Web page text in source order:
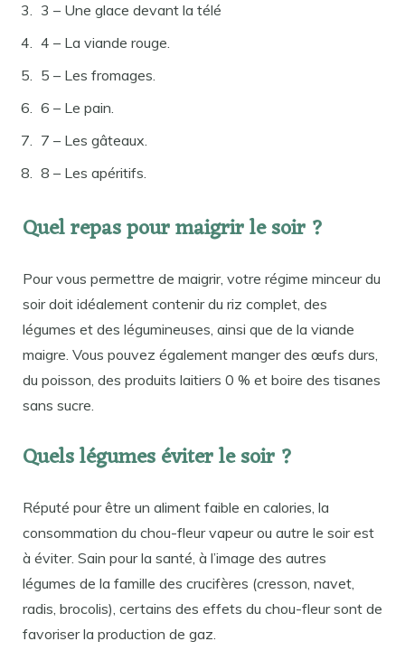
3 – Une glace devant la télé
4 – La viande rouge.
5 – Les fromages.
6 – Le pain.
7 – Les gâteaux.
8 – Les apéritifs.
Quel repas pour maigrir le soir ?
Pour vous permettre de maigrir, votre régime minceur du
soir doit idéalement contenir du riz complet, des
légumes et des légumineuses, ainsi que de la viande
maigre. Vous pouvez également manger des œufs durs,
du poisson, des produits laitiers 0 % et boire des tisanes
sans sucre.
Quels légumes éviter le soir ?
Réputé pour être un aliment faible en calories, la
consommation du chou-fleur vapeur ou autre le soir est
à éviter. Sain pour la santé, à l’image des autres
légumes de la famille des crucifères (cresson, navet,
radis, brocolis), certains des effets du chou-fleur sont de
favoriser la production de gaz.